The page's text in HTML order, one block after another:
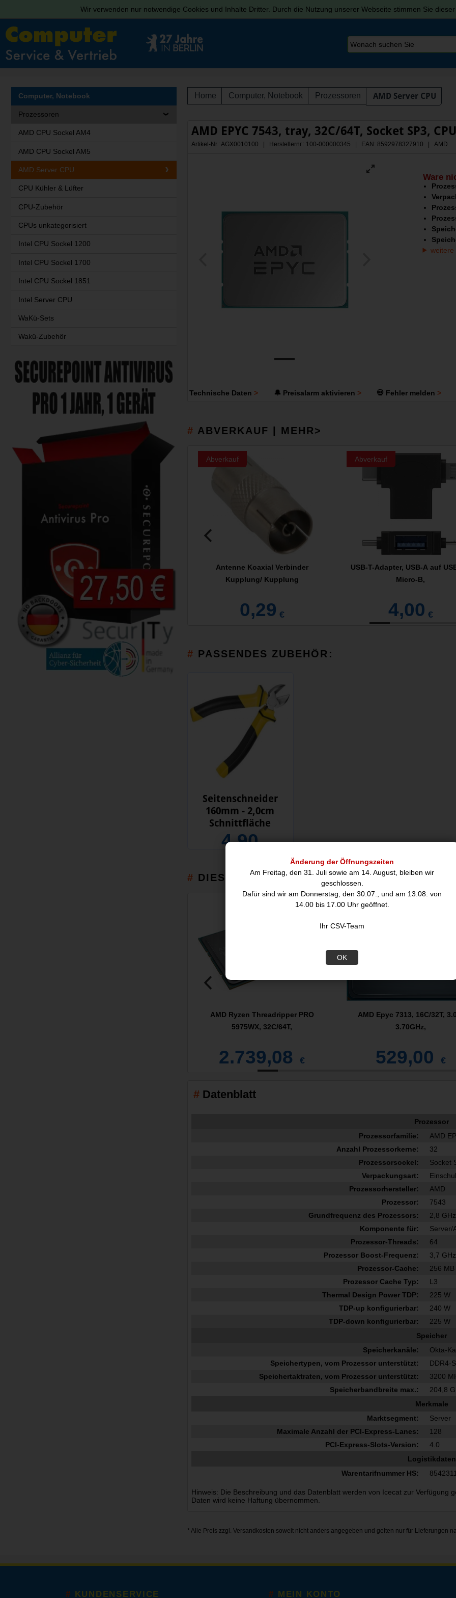
Wir verwenden nur notwendige Cookies und Inhalte Dritter. Durch die Nutzung unserer Webseite stimmen Sie dieser
Änderung der Öffnungszeiten
Am Freitag, den 31. Juli sowie am 14. August, bleiben wir
geschlossen.
Dafür sind wir am Donnerstag, den 30.07., und am 13.08. von
14.00 bis 17.00 Uhr geöffnet.
Ihr CSV-Team
OK
Home Computer, Notebook Prozessoren AMD Server CPU
AMD EPYC 7543, tray, 32C/64T, Socket SP3, CPU
Artikel-Nr.: AGX0010100 | Herstellernr.: 100-000000345 | EAN: 8592978327910 | AMD
Ware
weitere
Technische Daten 🔔 Preisalarm aktivieren 💀 Fehler melden
ABVERKAUF | MEHR>
Abverkauf
Antenne Koaxial Verbinder
Kupplung/ Kupplung
0,29 €
Abverkauf
USB-T-Adapter, USB-A auf
Micro-B,
4,00 €
PASSENDES ZUBEHÖR:
Seitenschneider
160mm - 2,0cm
Schnittfläche
4,90
DIESE ARTIKEL KÖNNTEN SIE AUCH
AMD Ryzen Threadripper PRO
5975WX, 32C/64T,
2.739,08 €
Angebot
AMD Epyc 7313, 16C/32T,
3.70GHz,
529,00 €
Datenblatt
Prozessor
Prozessorfamilie:
AMD
Anzahl Prozessorkerne:
32
Prozessorsockel:
Socket
Verpackungsart:
Prozessorhersteller:
AMD
Prozessor:
7543
Grundfrequenz des Prozessors:
2,8 GHz
Komponente für:
Server/
Prozessor-Threads:
64
Prozessor Boost-Frequenz:
3,7 GHz
Prozessor-Cache:
256 MB
Prozessor Cache Typ:
L3
Thermal Design Power TDP:
225 W
TDP-up konfigurierbar:
240 W
TDP-down konfigurierbar:
225 W
Speicher
Speicherkanäle:
Okta-
Speichertypen, vom Prozessor unterstützt:
DDR4-
Speichertaktraten, vom Prozessor unterstützt:
3200
Speicherbandbreite max.:
204,8
Merkmale
Marktsegment:
Server
Maximale Anzahl der PCI-Express-Lanes:
128
PCI-Express-Slots-Version:
4.0
Logistikdaten
Warentarifnummer HS:
Hinweis: Die Beschreibung und das Datenblatt werden von Icecat zur Verfügung
Daten wird keine Haftung übernommen.
* Alle Preis zzgl.Versandkosten soweit nicht anders angegeben und gelten nur für Lieferungen
Computer, Notebook
Prozessoren
AMD CPU Sockel AM4
AMD CPU Sockel AM5
AMD Server CPU
CPU Kühler & Lüfter
CPU-Zubehör
CPUs unkategorisiert
Intel CPU Sockel 1200
Intel CPU Sockel 1700
Intel CPU Sockel 1851
Intel Server CPU
WaKü-Sets
Wakü-Zubehör
KUNDENSERVICE MEIN KONTO